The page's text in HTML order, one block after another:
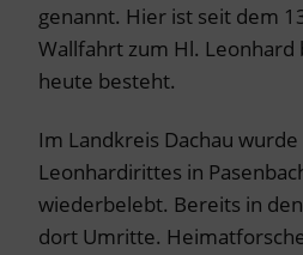
genannt. Hier ist seit dem
Wallfahrt zum Hl. Leonhard
heute besteht.
Im Landkreis Dachau
Leonhardirittes in
wiederbelebt. Bereits in
dort Umritte.